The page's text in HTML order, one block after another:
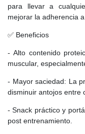
para llevar a
mejorar la adherencia
✅ Beneficios
- Alto contenido
muscular,
- Mayor saciedad: La
disminuir antojos entre
- Snack práctico y
post entrenamiento.